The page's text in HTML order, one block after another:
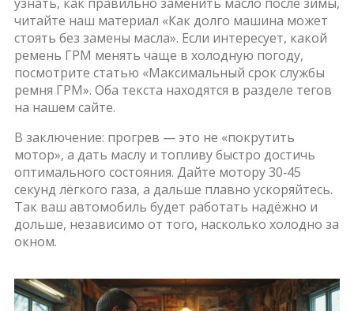
читайте наш материал «Как долго машина может
стоять без замены масла». Если интересует, какой
ремень ГРМ менять чаще в холодную погоду,
посмотрите статью «Максимальный срок службы
ремня ГРМ». Оба текста находятся в разделе тегов
на нашем сайте.
В заключение: прогрев — это не «покрутить
мотор», а дать маслу и топливу быстро достичь
оптимального состояния. Дайте мотору 30‑45
секунд лёгкого газа, а дальше плавно ускоряйтесь.
Так ваш автомобиль будет работать надёжно и
дольше, независимо от того, насколько холодно за
окном.